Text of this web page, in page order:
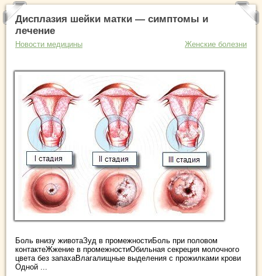
Дисплазия шейки матки — симптомы и
лечение
Новости медицины Женские болезни
Боль внизу животаЗуд в промежностиБоль при половом
контактеЖжение в промежностиОбильная секреция молочного
цвета без запахаВлагалищные выделения с прожилками крови
Одной ...